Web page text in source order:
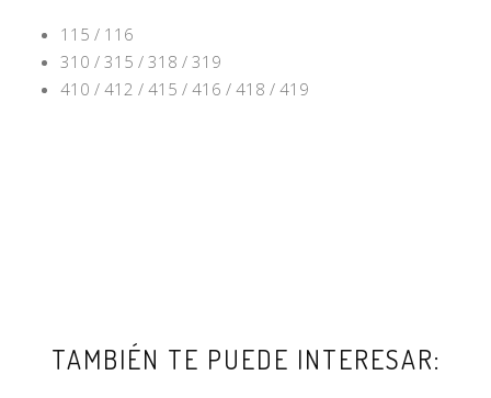
115 / 116
310 / 315 / 318 / 319
410 / 412 / 415 / 416 / 418 / 419
TAMBIÉN TE PUEDE INTERESAR: